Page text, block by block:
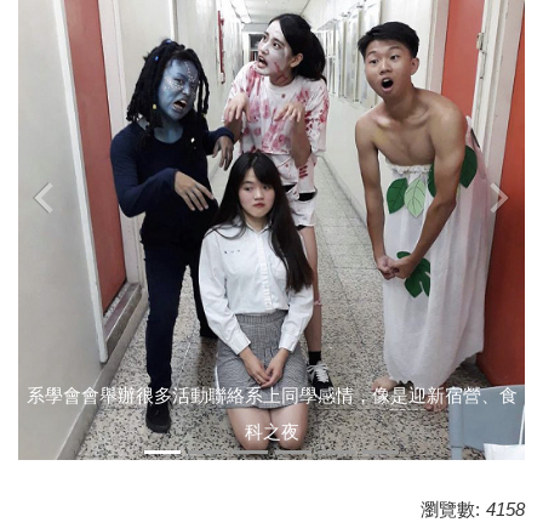
系學會會舉辦很多活動聯絡系上同學感情，像是迎新宿營、食
科之夜
瀏覽數: 4158